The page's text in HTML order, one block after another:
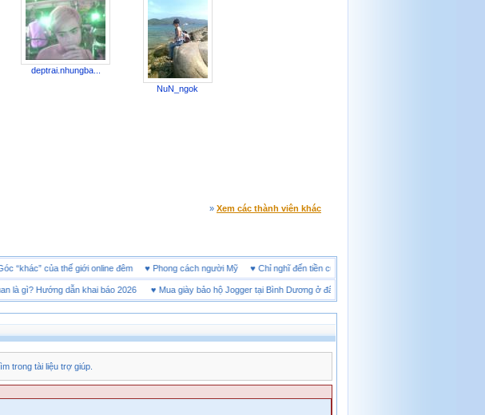
deptrai.nhungba...
NuN_ngok
» Xem các thành viên khác
Góc “khác” của thế giới online đêm♥Phong cách người Mỹ♥Chỉ nghĩ đến tiền cũng làm người ta ích kỷ
gì? Hướng dẫn khai báo 2026♥ Mua giày bảo hộ Jogger tại Bình Dương ở đâu tốt♥
trong tài liệu trợ giúp.